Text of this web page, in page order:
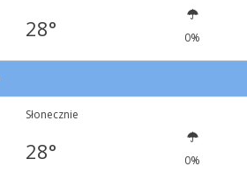
28° 0%
Słonecznie
28° 0%